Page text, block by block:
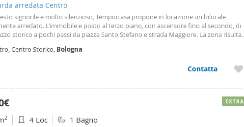
arredata Centro
signorile e molto silenzioso, Tempiocasa propone in locazione un bilocale
arredato. L’immobile e posto al terzo piano, con ascensore fino al secondo, di
storico a pochi passi da piazza Santo Stefano e strada Maggiore. La zona risulta
centralizzato e due condizionatori. Solo referenziati.
Centro Storico, Bologna
Contatta
2 4 Loc 1 Bagno
EXTRA